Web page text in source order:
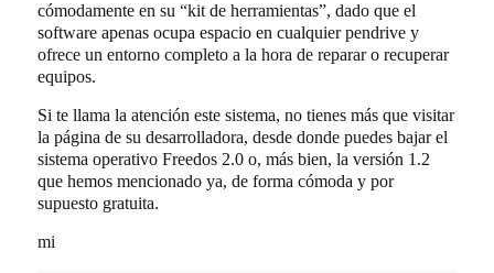
cómodamente en su “kit de herramientas”, dado que el
software apenas ocupa espacio en cualquier pendrive y
ofrece un entorno completo a la hora de reparar o recuperar
equipos.
Si te llama la atención este sistema, no tienes más que visitar
la página de su desarrolladora, desde donde puedes bajar el
sistema operativo Freedos 2.0 o, más bien, la versión 1.2
que hemos mencionado ya, de forma cómoda y por
supuesto gratuita.
mi